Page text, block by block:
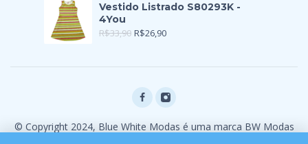
Vestido Listrado S80293K -
4You
R$33,90 R$26,90
© Copyright 2024, Blue White Modas é uma marca BW Modas